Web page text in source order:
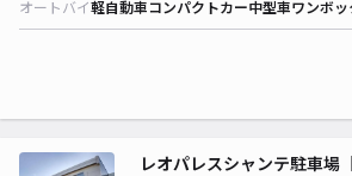
オートバイ軽自動車コンパクトカー中型車ワンボッ
レオパレスシャンテ駐車場